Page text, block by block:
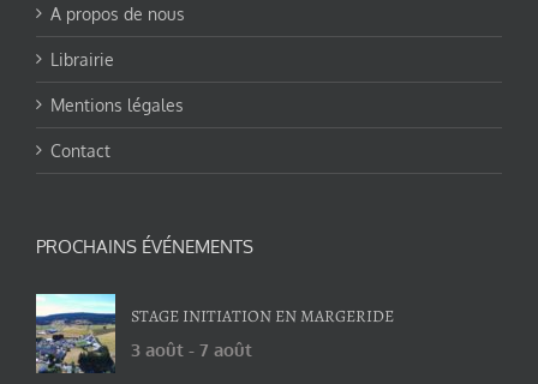
A propos de nous
Librairie
Mentions légales
Contact
PROCHAINS ÉVÉNEMENTS
STAGE INITIATION EN MARGERIDE
3 août - 7 août